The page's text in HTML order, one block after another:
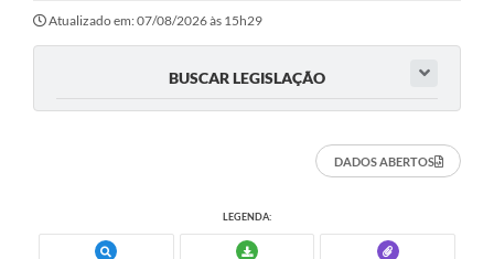
Atualizado em: 07/08/2026 às 15h29
BUSCAR LEGISLAÇÃO
DADOS ABERTOS
LEGENDA: